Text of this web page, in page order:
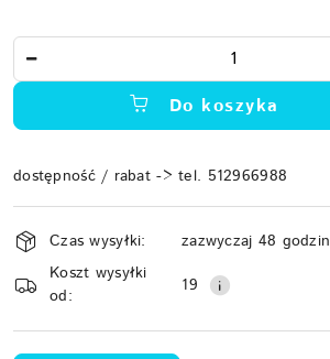
Do koszyka
dostępność / rabat -> tel. 512966988
Wyślij
Dostępność
i
dostawa
Czas wysyłki:
zazwyczaj 48 godzin
Koszt wysyłki
od:
19